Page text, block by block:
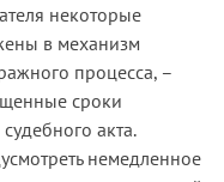
некоторые
в механизм
процесса, –
сроки
акта.
немедленное